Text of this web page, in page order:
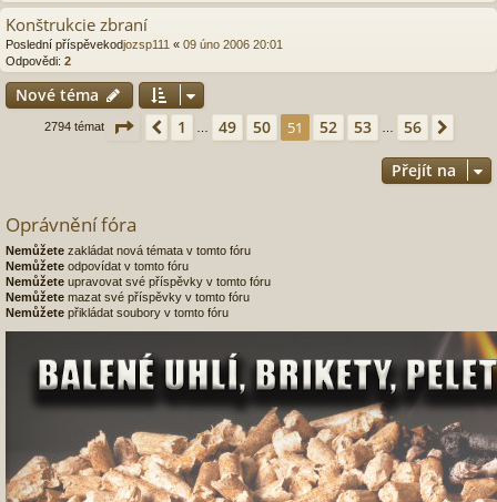
Konštrukcie zbraní
Poslední příspěvekodjozsp111 « 09 úno 2006 20:01
Odpovědi: 2
Nové téma
2794 témat Stránka 51 z56
Předchozí
1 … 49 50 51 52 53 … 56
Přejít na
Oprávnění fóra
Nemůžete zakládat nová témata v tomto fóru
Nemůžete odpovídat v tomto fóru
Nemůžete upravovat své příspěvky v tomto fóru
Nemůžete mazat své příspěvky v tomto fóru
Nemůžete přikládat soubory v tomto fóru